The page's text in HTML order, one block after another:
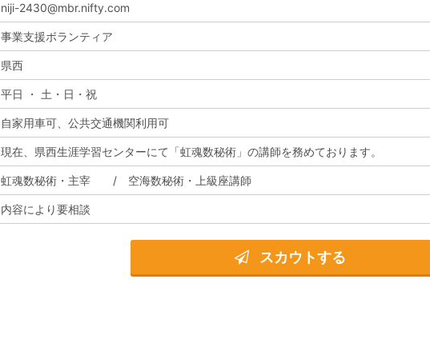
niji-2430@mbr.nifty.com
事業支援ボランティア
県西
平日 ・ 土・日・祝
自家用車可、公共交通機関利用可
現在、県西生涯学習センターにて「虹魂数秘術」の講師を務めております。
虹魂数秘術・主宰 / 空海数秘術・上級座講師
内容により要相談
スカウトする